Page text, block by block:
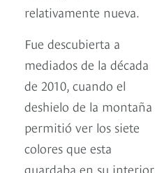
relativamente nueva.
Fue descubierta a
mediados de la década
de 2010, cuando el
deshielo de la montaña
permitió ver los siete
colores que esta
guardaba en su interior.